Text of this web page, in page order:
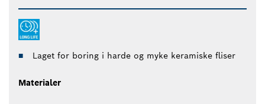
Laget for boring i harde og myke keramiske fliser
Materialer